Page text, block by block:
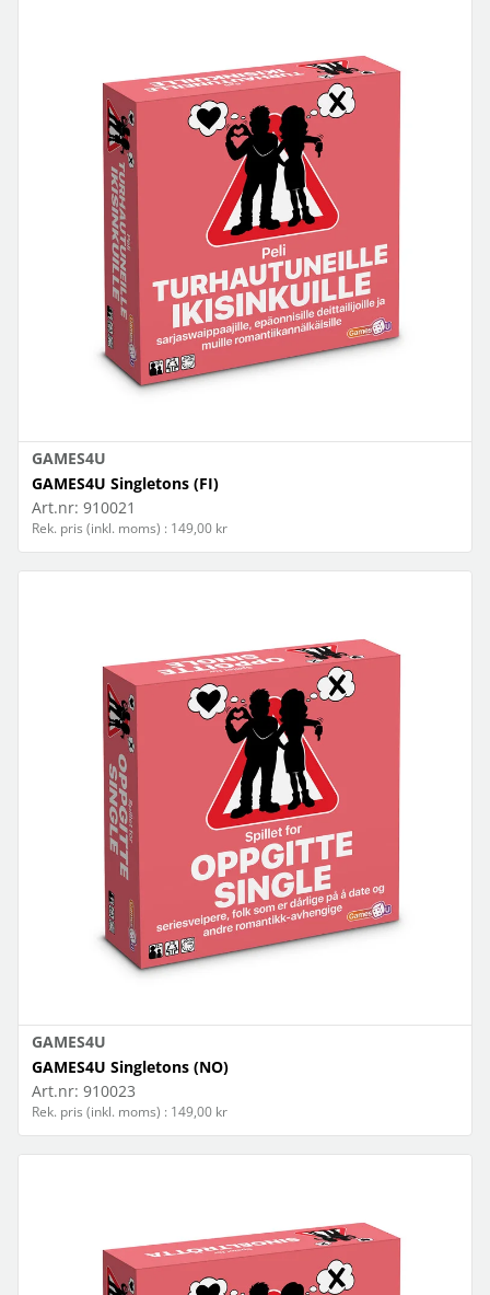
GAMES4U
GAMES4U Singletons (FI)
Art.nr: 910021
Rek. pris (inkl. moms) : 149,00 kr
GAMES4U
GAMES4U Singletons (NO)
Art.nr: 910023
Rek. pris (inkl. moms) : 149,00 kr